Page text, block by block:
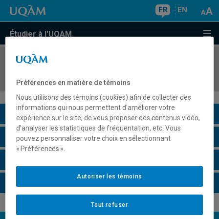
FR EN
Étudier à l'UQAM
COURS//
Description du cours
Horaire - Été 2026
Préférences en matière de témoins
Nous utilisons des témoins (cookies) afin de collecter des
informations qui nous permettent d’améliorer votre
expérience sur le site, de vous proposer des contenus vidéo,
d’analyser les statistiques de fréquentation, etc. Vous
pouvez personnaliser votre choix en sélectionnant
« Préférences ».
Tout refuser
Autoriser les témoins